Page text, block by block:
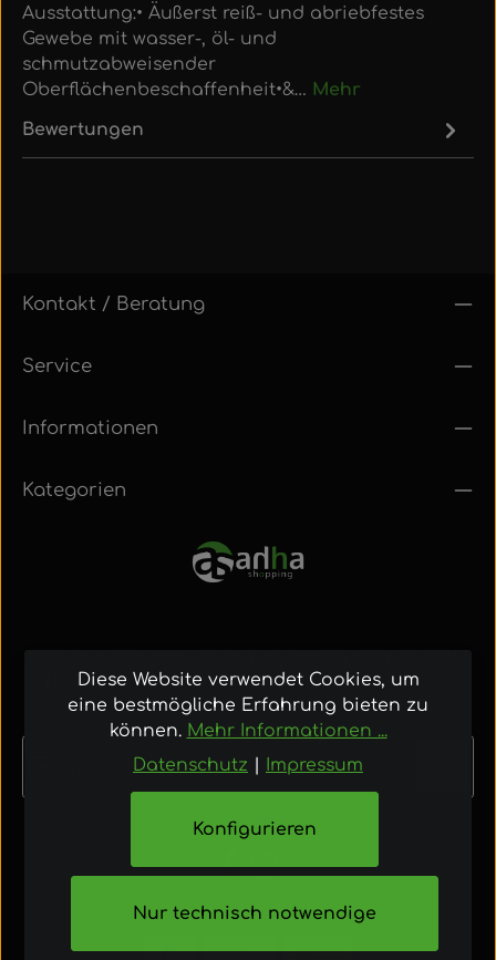
Ausstattung:• Äußerst reiß- und abriebfestes
Gewebe mit wasser-, öl- und
schmutzabweisender
Oberflächenbeschaffenheit•&… Mehr
Bewertungen
Kontakt / Beratung
Service
Informationen
Kategorien
Newsletter, um rechtzeitig über neue Produkte und
Angebote informiert zu werden.
Ich habe die
Datenschutzbestimmungen
und bin mit ihnen einverstanden.
Die mit einem Stern (*) markierten Felder sind
Pflichtfelder.
Diese Website verwendet Cookies, um
eine bestmögliche Erfahrung bieten zu
können. Mehr Informationen ...
Datenschutz
Impressum
Nur technisch notwendige
Konfigurieren